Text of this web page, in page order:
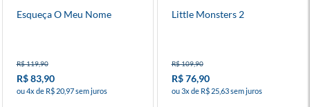
Esqueça O Meu Nome
R$ 119,90
R$ 83,90
ou 4x de R$ 20,97 sem juros
Little Monsters 2
R$ 109,90
R$ 76,90
ou 3x de R$ 25,63 sem juros